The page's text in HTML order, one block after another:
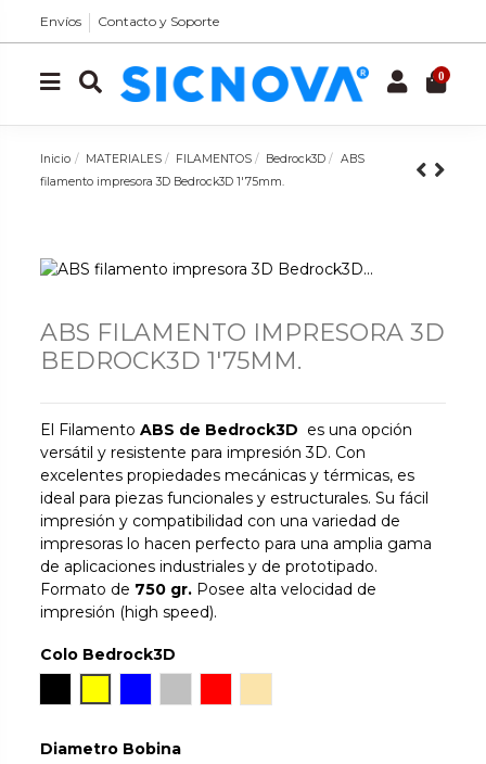
Envíos Contacto y Soporte
0
Inicio MATERIALES FILAMENTOS Bedrock3D
ABS
filamento impresora 3D Bedrock3D 1'75mm.
ABS FILAMENTO IMPRESORA 3D
BEDROCK3D 1'75MM.
El FilamentoABS de Bedrock3D es una opción
versátil y resistente para impresión 3D. Con
excelentes propiedades mecánicas y térmicas, es
ideal para piezas funcionales y estructurales. Su fácil
impresión y compatibilidad con una variedad de
impresoras lo hacen perfecto para una amplia gama
de aplicaciones industriales y de prototipado.
Formato de 750 gr. Posee alta velocidad de
impresión (high speed).
Colo Bedrock3D
Diametro Bobina